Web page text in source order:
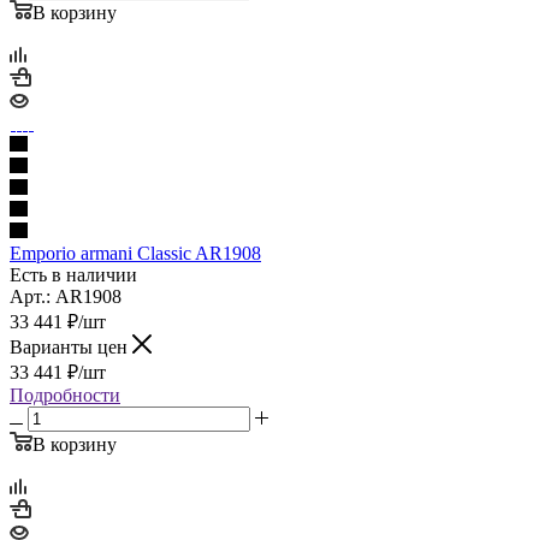
В корзину
Emporio armani Classic AR1908
Есть в наличии
Арт.: AR1908
33 441 ₽/шт
Варианты цен
33 441 ₽/шт
Подробности
В корзину